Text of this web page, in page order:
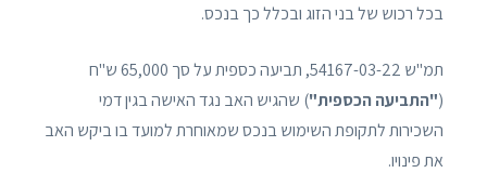
בכל רכוש של בני הזוג ובכלל כך בנכס.
תמ"ש 54167-03-22, תביעה כספית על סך 65,000 ש"ח
("התביעה הכספית") שהגיש האב נגד האישה בגין דמי
השכירות לתקופת השימוש בנכס שמאוחרת למועד בו ביקש האב
את פינויו.